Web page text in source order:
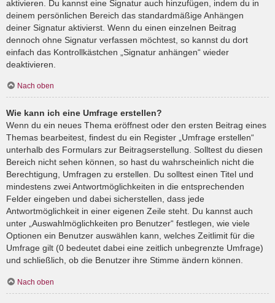
aktivieren. Du kannst eine Signatur auch hinzufügen, indem du in
deinem persönlichen Bereich das standardmäßige Anhängen
deiner Signatur aktivierst. Wenn du einen einzelnen Beitrag
dennoch ohne Signatur verfassen möchtest, so kannst du dort
einfach das Kontrollkästchen „Signatur anhängen“ wieder
deaktivieren.
Nach oben
Wie kann ich eine Umfrage erstellen?
Wenn du ein neues Thema eröffnest oder den ersten Beitrag eines
Themas bearbeitest, findest du ein Register „Umfrage erstellen“
unterhalb des Formulars zur Beitragserstellung. Solltest du diesen
Bereich nicht sehen können, so hast du wahrscheinlich nicht die
Berechtigung, Umfragen zu erstellen. Du solltest einen Titel und
mindestens zwei Antwortmöglichkeiten in die entsprechenden
Felder eingeben und dabei sicherstellen, dass jede
Antwortmöglichkeit in einer eigenen Zeile steht. Du kannst auch
unter „Auswahlmöglichkeiten pro Benutzer“ festlegen, wie viele
Optionen ein Benutzer auswählen kann, welches Zeitlimit für die
Umfrage gilt (0 bedeutet dabei eine zeitlich unbegrenzte Umfrage)
und schließlich, ob die Benutzer ihre Stimme ändern können.
Nach oben